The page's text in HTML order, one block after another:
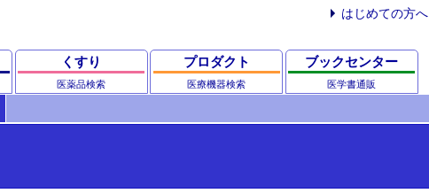
はじめての方へ
くすり
医薬品検索
プロダクト
医療機器検索
ブックセンター
医学書通販